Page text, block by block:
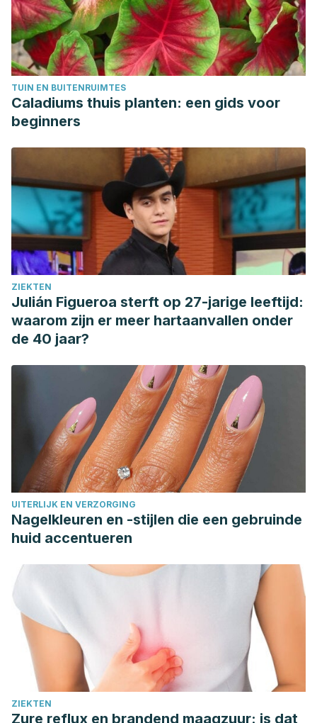
oil: pilot study”,Climacteric.2011 Oct;14(5):558-64.
Caili F, Huan S, Quanhong L., “A review on pharmacological
activities and utilization technologies of pumpkin”,Plant
Foods Hum Nutr. 2006 Jun;61(2):73-80.
TUIN EN BUITENRUIMTES
Caladiums thuis planten: een gids voor
beginners
ZIEKTEN
Julián Figueroa sterft op 27-jarige leeftijd:
waarom zijn er meer hartaanvallen onder
de 40 jaar?
UITERLIJK EN VERZORGING
Nagelkleuren en -stijlen die een gebruinde
huid accentueren
ZIEKTEN
Zure reflux en brandend maagzuur: is dat